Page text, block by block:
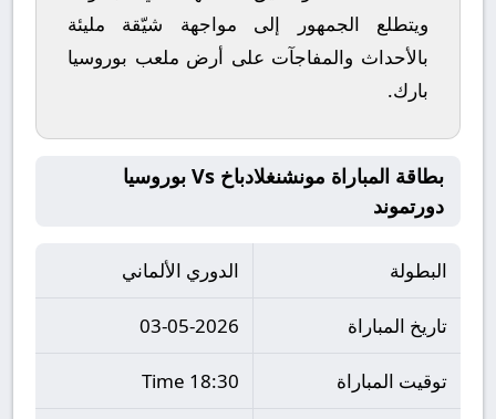
ويتطلع الجمهور إلى مواجهة شيّقة مليئة
بالأحداث والمفاجآت على أرض ملعب بوروسيا
بارك.
بطاقة المباراة مونشنغلادباخ Vs بوروسيا
دورتموند
البطولة الدوري الألماني
تاريخ المباراة 03-05-2026
توقيت المباراة 18:30 Time